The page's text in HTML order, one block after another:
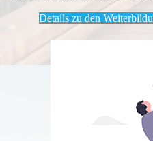
Details zu den